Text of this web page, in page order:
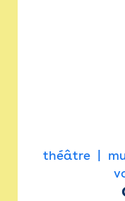
théâtre